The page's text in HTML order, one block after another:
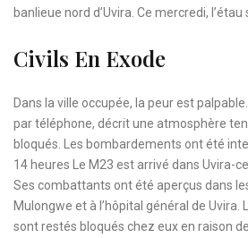
banlieue nord d’Uvira. Ce mercredi, l’étau
Civils En Exode
Dans la ville occupée, la peur est
par téléphone, décrit une atmosphère
bloqués. Les bombardements ont été
14 heures Le M23 est arrivé dans Uvira-
Ses combattants ont été aperçus dans
Mulongwe et à l’hôpital général de Uvira.
sont restés bloqués chez eux en raison